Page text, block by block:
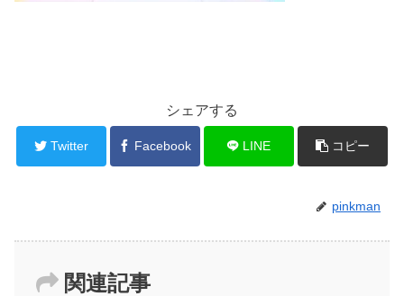
シェアする
Twitter Facebook LINE コピー
pinkman
関連記事